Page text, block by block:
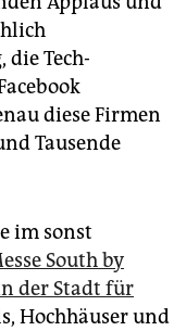
Tech-
diese Firmen
Tausende
im sonst
South by
der Stadt für
Hochhäuser und